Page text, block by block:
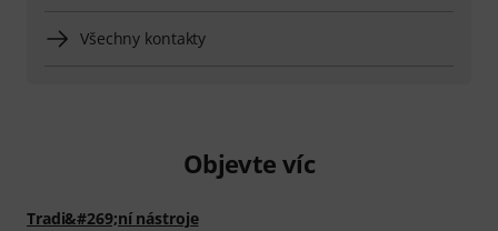
Všechny kontakty
Objevte víc
Tradi&#269;ní nástroje